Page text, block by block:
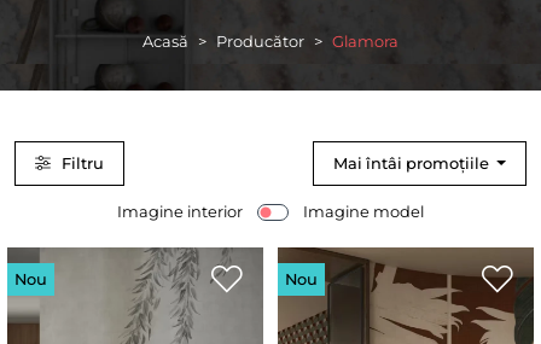
Acasă Producător Glamora
Filtru Mai întâi promoțiile
Imagine interior Imagine model
Nou Nou